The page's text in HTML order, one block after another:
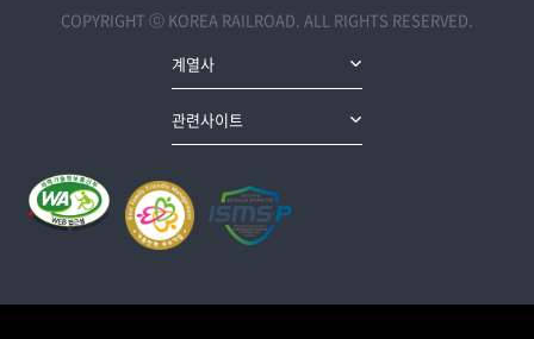
COPYRIGHT ⓒ KOREA RAILROAD. ALL RIGHTS RESERVED.
계열사
관련사이트